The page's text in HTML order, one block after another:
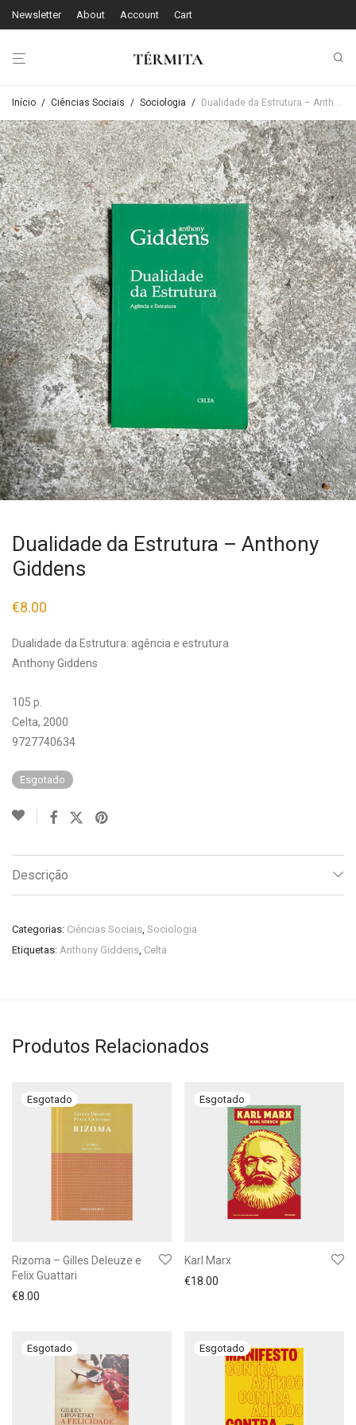
Newsletter About Account Cart
Início / Ciências Sociais / Sociologia / Dualidade da Estrutura – Anthony Giddens
Dualidade da Estrutura – Anthony
Giddens
€8.00
Dualidade da Estrutura: agência e estrutura
Anthony Giddens
105 p.
Celta, 2000
9727740634
Esgotado
Descrição
Categorias: Ciências Sociais, Sociologia
Etiquetas: Anthony Giddens, Celta
Produtos Relacionados
Rizoma – Gilles Deleuze e
Felix Guattari
€8.00
Karl Marx
€18.00